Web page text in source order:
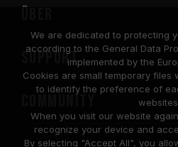
SUPPORT
COMMUNITY
We are dedicated to protecting
according to the General Data
implemented by the
Cookies are small temporary files
to identify the preference of
When you visit our website
recognize your device and
By selecting "Accept All", you